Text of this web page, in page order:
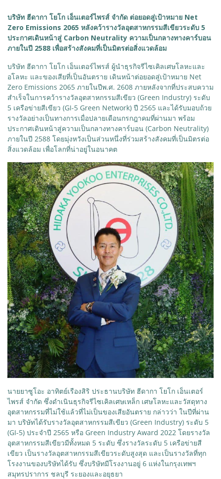
บริษัท ฮีดากา โยโก เอ็นเตอร์ไพรส์ จำกัด ต่อยอดสู่เป้าหมาย Net
Zero Emissions 2065 หลังคว้ารางวัลอุตสาหกรรมสีเขียวระดับ 5
ประกาศเดินหน้าสู่ Carbon Neutrality ความเป็นกลางทางคาร์บอน
ภายในปี 2588 เพื่อสร้างสังคมที่เป็นมิตรต่อสิ่งแวดล้อม
บริษัท ฮีดากา โยโก เอ็นเตอร์ไพรส์ ผู้นำธุรกิจรีไซเคิลเศษโลหะและ
อโลหะ และของเสียที่เป็นอันตราย เดินหน้าต่อยอดสู่เป้าหมาย Net
Zero Emissions 2065 ภายในปีพ.ศ. 2608 ภายหลังจากที่ประสบความ
สำเร็จในการคว้ารางวัลอุตสาหกรรมสีเขียว (Green Industry) ระดับ
5 เครือข่ายสีเขียว (GI-5 Green Network) ปี 2565 และได้รับมอบถ้วย
รางวัลอย่างเป็นทางการเมื่อปลายเดือนกรกฎาคมที่ผ่านมา พร้อม
ประกาศเดินหน้าสู่ความเป็นกลางทางคาร์บอน (Carbon Neutrality)
ภายในปี 2588 โดยมุ่งหวังเป็นส่วนหนึ่งที่ร่วมสร้างสังคมที่เป็นมิตรต่อ
สิ่งแวดล้อม เพื่อโลกที่น่าอยู่ในอนาคต
นายยาซูโอะ อาทิตย์เรืองสิริ ประธานบริษัท ฮีดากา โยโก เอ็นเตอร์
ไพรส์ จำกัด ซึ่งดำเนินธุรกิจรีไซเคิลเศษเหล็ก เศษโลหะและวัสดุทาง
อุตสาหกรรมที่ไม่ใช้แล้วที่ไม่เป็นของเสียอันตราย กล่าวว่า ในปีที่ผ่าน
มา บริษัทได้รับรางวัลอุตสาหกรรมสีเขียว (Green Industry) ระดับ 5
(GI-5) ประจำปี 2565 หรือ Green Industry Award 2022 โดยรางวัล
อุตสาหกรรมสีเขียวมีทั้งหมด 5 ระดับ ซึ่งรางวัลระดับ 5 เครือข่ายสี
เขียว เป็นรางวัลอุตสาหกรรมสีเขียวระดับสูงสุด และเป็นรางวัลที่ทุก
โรงงานของบริษัทได้รับ ซึ่งบริษัทมีโรงงานอยู่ 6 แห่งในกรุงเทพฯ
สมุทรปราการ ชลบุรี ระยองและอยุธยา